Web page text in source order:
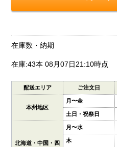
在庫数・納期
在庫:43本 08月07日21:10時点
配送エリア ご注文日
本州地区
月〜金
土日・祝祭日
北海道・中国・四
月〜水
木